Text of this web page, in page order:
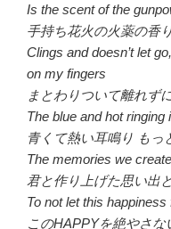
Is the scent of the
手持ち花火の火薬の香
Clings and doesn’t let
on my fingers
まとわりついて離れず
The blue and hot
青くて熱い耳鳴り もっ
The memories we
君と作り上げた思い出
To not let this
このHAPPYを絶やさな